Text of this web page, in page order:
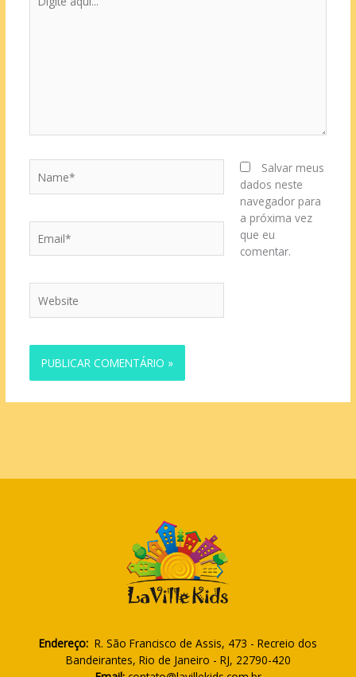
aqui...
Salvar meus
dados neste
navegador para
a próxima vez
que eu
comentar.
Endereço: R. São Francisco de Assis, 473 - Recreio dos
Bandeirantes, Rio de Janeiro - RJ, 22790-420